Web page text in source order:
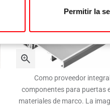
Permitir la
Como proveedor
componentes para puertas
materiales de marco. La